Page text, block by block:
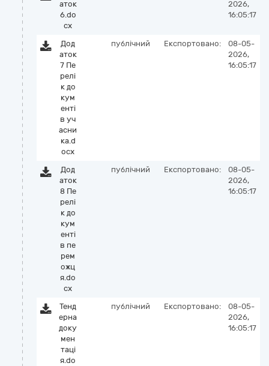
аток
6.do
cx
2026,
16:05:17
Дод
аток
7 Пе
релі
к до
кум
енті
в уч
асни
ка.d
ocx
публічний Експортовано:
08-05-
2026,
16:05:17
Дод
аток
8 Пе
релі
к до
кум
енті
в пе
рем
ожц
я.do
cx
публічний Експортовано:
08-05-
2026,
16:05:17
Тенд
ерна
доку
мен
таці
я.do
публічний Експортовано:
08-05-
2026,
16:05:17